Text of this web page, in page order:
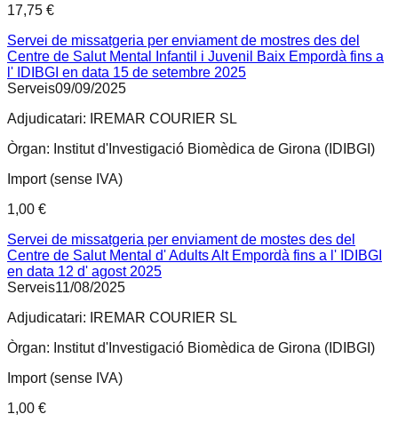
17,75 €
Servei de missatgeria per enviament de mostres des del
Centre de Salut Mental Infantil i Juvenil Baix Empordà fins a
l' IDIBGI en data 15 de setembre 2025
Serveis09/09/2025
Adjudicatari:
IREMAR COURIER SL
Òrgan: Institut d'Investigació Biomèdica de Girona (IDIBGI)
Import (sense IVA)
1,00 €
Servei de missatgeria per enviament de mostes des del
Centre de Salut Mental d' Adults Alt Empordà fins a l' IDIBGI
en data 12 d' agost 2025
Serveis11/08/2025
Adjudicatari:
IREMAR COURIER SL
Òrgan: Institut d'Investigació Biomèdica de Girona (IDIBGI)
Import (sense IVA)
1,00 €